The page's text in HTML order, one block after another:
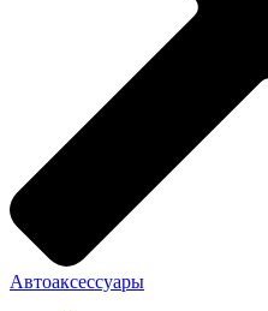
Автоаксессуары